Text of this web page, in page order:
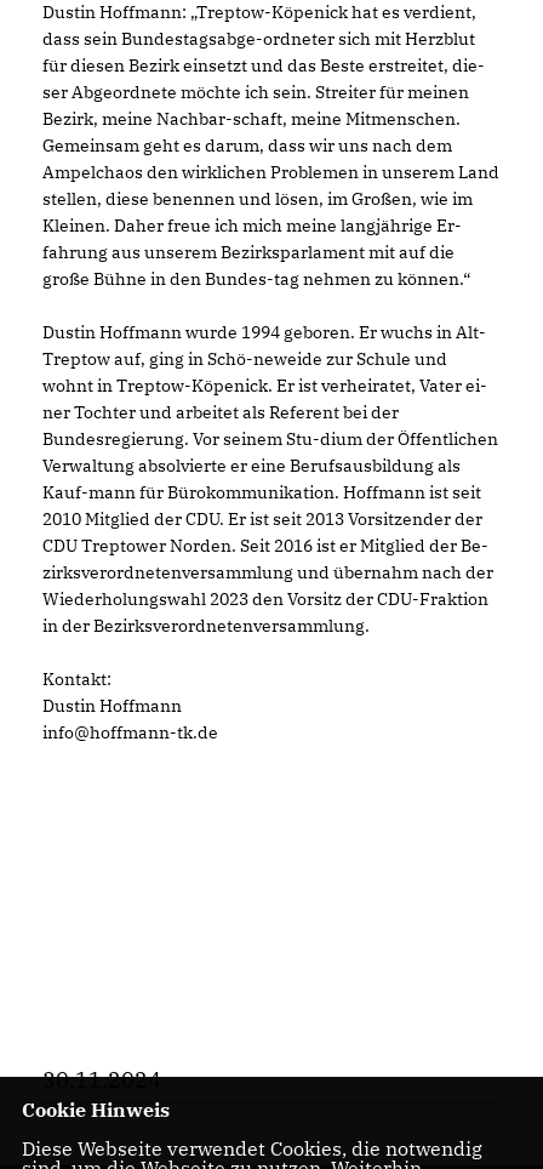
Dustin Hoffmann: „Treptow-Köpenick hat es verdient,
dass sein Bundestagsabge-ordneter sich mit Herzblut
für diesen Bezirk einsetzt und das Beste erstreitet, die-
ser Abgeordnete möchte ich sein. Streiter für meinen
Bezirk, meine Nachbar-schaft, meine Mitmenschen.
Gemeinsam geht es darum, dass wir uns nach dem
Ampelchaos den wirklichen Problemen in unserem Land
stellen, diese benennen und lösen, im Großen, wie im
Kleinen. Daher freue ich mich meine langjährige Er-
fahrung aus unserem Bezirksparlament mit auf die
große Bühne in den Bundes-tag nehmen zu können.“
Dustin Hoffmann wurde 1994 geboren. Er wuchs in Alt-
Treptow auf, ging in Schö-neweide zur Schule und
wohnt in Treptow-Köpenick. Er ist verheiratet, Vater ei-
ner Tochter und arbeitet als Referent bei der
Bundesregierung. Vor seinem Stu-dium der Öffentlichen
Verwaltung absolvierte er eine Berufsausbildung als
Kauf-mann für Bürokommunikation. Hoffmann ist seit
2010 Mitglied der CDU. Er ist seit 2013 Vorsitzender der
CDU Treptower Norden. Seit 2016 ist er Mitglied der Be-
zirksverordnetenversammlung und übernahm nach der
Wiederholungswahl 2023 den Vorsitz der CDU-Fraktion
in der Bezirksverordnetenversammlung.
Kontakt:
Dustin Hoffmann
info@hoffmann-tk.de
30.11.2024
Cookie Hinweis
Diese Webseite verwendet Cookies, die notwendig